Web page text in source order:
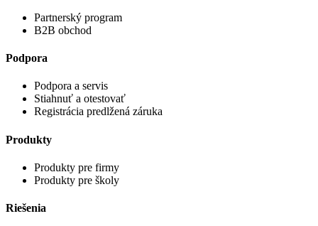
Partnerský program
B2B obchod
Podpora
Podpora a servis
Stiahnuť a otestovať
Registrácia predlžená záruka
Produkty
Produkty pre firmy
Produkty pre školy
Riešenia